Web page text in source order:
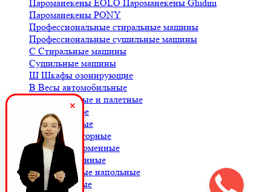
Пароманекены EOLO Пароманекены Ghidini
Пароманекены PONY
Профессиональные стиральные машины
Профессиональные сушильные машины
С Стиральные машины
Сушильные машины
Ш Шкафы озонирующие
В Весы автомобильные
Весы балочные и палетные
Весы для кофе
Весы крановые
Весы лабораторные
Весы платформенные
Весы порционные
Весы товарные напольные
Весы торговые